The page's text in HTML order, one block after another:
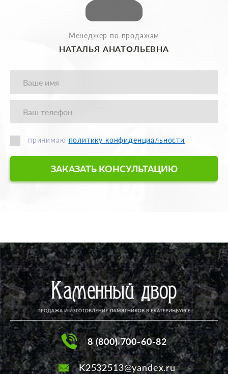
Менеджер по продажам
НАТАЛЬЯ АНАТОЛЬЕВНА
принимаю политику конфиденциальности
ЗАКАЗАТЬ КОНСУЛЬТАЦИЮ
8 (800) 700-60-82
K2532513@yandex.ru